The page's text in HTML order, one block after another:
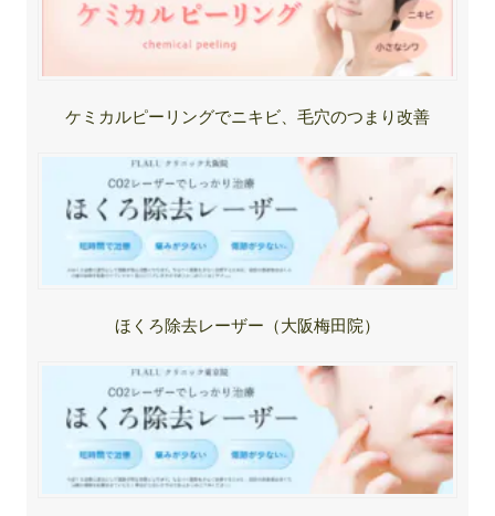
ケミカルピーリングでニキビ、毛穴のつまり改善
ほくろ除去レーザー（大阪梅田院）